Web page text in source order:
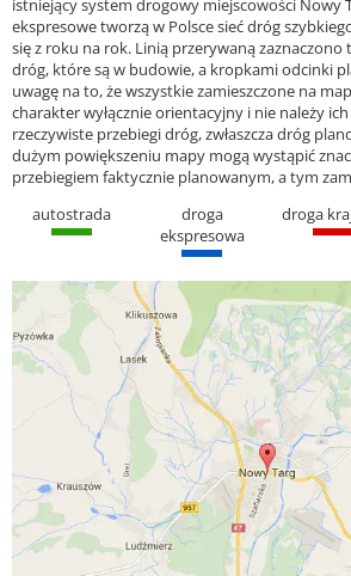
ekspresowe tworzą w Polsce sieć dróg
się z roku na rok. Linią przerywaną
dróg, które są w budowie, a kropkami odcinki
uwagę na to, że wszystkie zamieszczone na
charakter wyłącznie orientacyjny i nie należy
rzeczywiste przebiegi dróg, zwłaszcza dróg
dużym powiększeniu mapy mogą wystąpić
przebiegiem faktycznie planowanym, a tym
autostrada
droga
ekspresowa
droga